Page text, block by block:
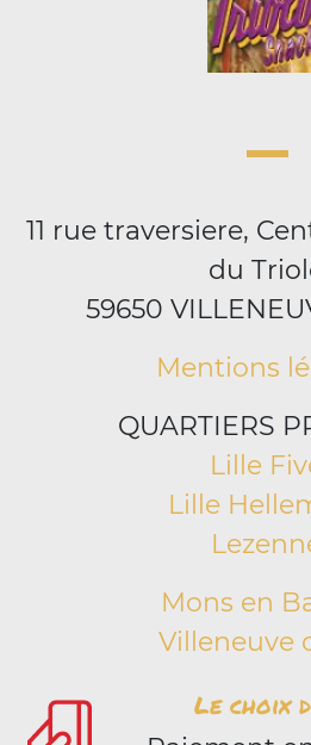
11 rue traversiere,
du
59650
Mentions
QUARTIERS
Lille
Lille
Mons en
Villeneuve
Le choix